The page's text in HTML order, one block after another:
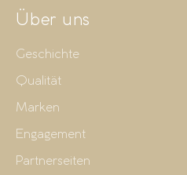
Über uns
Geschichte
Qualität
Marken
Engagement
Partnerseiten